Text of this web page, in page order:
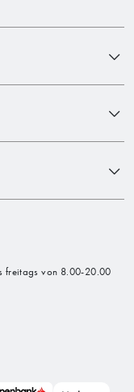
freitags von 8.00-20.00